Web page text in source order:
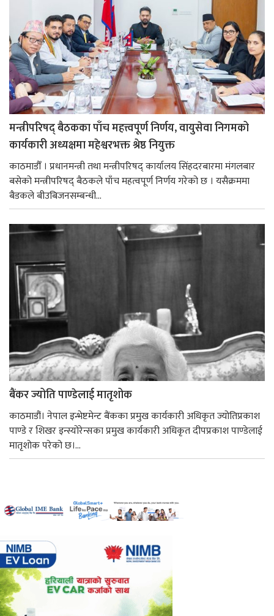
मन्त्रीपरिषद् बैठकका पाँच महत्त्वपूर्ण निर्णय, वायुसेवा निगमको
कार्यकारी अध्यक्षमा महेश्वरभक्त श्रेष्ठ नियुक्त
काठमाडौँ । प्रधानमन्त्री तथा मन्त्रीपरिषद् कार्यालय सिंहदरबारमा मंगलबार
बसेको मन्त्रीपरिषद् बैठकले पाँच महत्वपूर्ण निर्णय गरेको छ । यसैक्रममा
बैडकले बीउबिजनसम्बन्धी...
बैंकर ज्योति पाण्डेलाई मातृशोक
काठमाडौं। नेपाल इन्भेष्टमेन्ट बैंकका प्रमुख कार्यकारी अधिकृत ज्योतिप्रकाश
पाण्डे र शिखर इन्स्योरेन्सका प्रमुख कार्यकारी अधिकृत दीपप्रकाश पाण्डेलाई
मातृशोक परेको छ।...